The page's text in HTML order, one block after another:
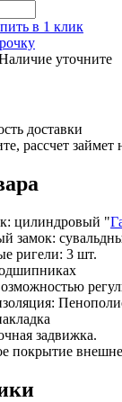
в 1 клик
уточните
доставки
рассчет займет
цилиндровый "
замок:
ригели: 3 шт.
задвижка.
покрытие